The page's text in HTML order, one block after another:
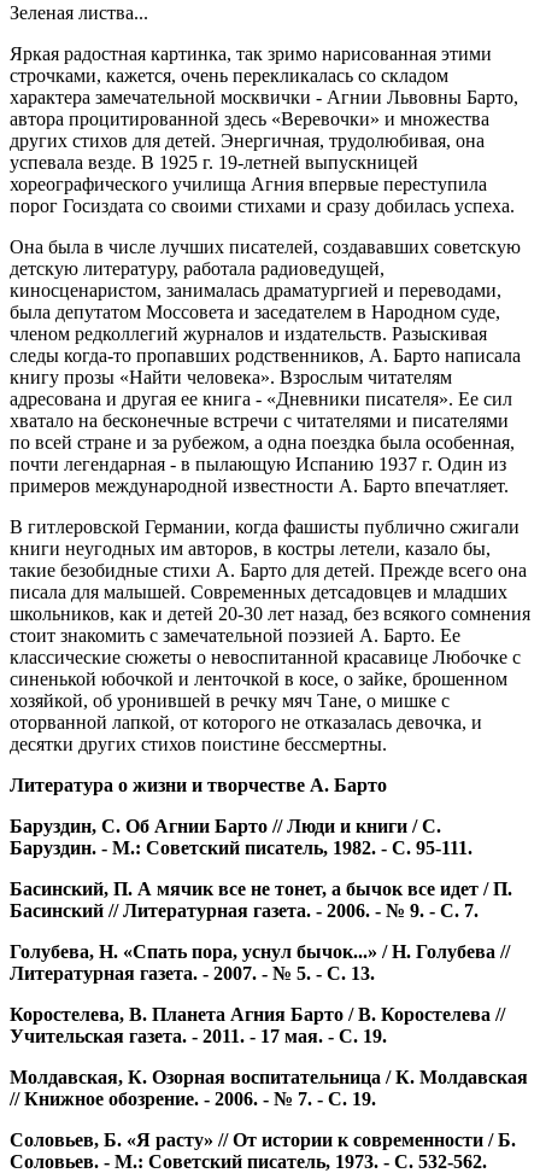
Зеленая листва...
Яркая радостная картинка, так зримо нарисованная этими
строчками, кажется, очень перекликалась со складом
характера замечательной москвички - Агнии Львовны Барто,
автора процитированной здесь «Веревочки» и множества
других стихов для детей. Энергичная, трудолюбивая, она
успевала везде. В 1925 г. 19-летней выпускницей
хореографического училища Агния впервые переступила
порог Госиздата со своими стихами и сразу добилась успеха.
Она была в числе лучших писателей, создававших советскую
детскую литературу, работала радиоведущей,
киносценаристом, занималась драматургией и переводами,
была депутатом Моссовета и заседателем в Народном суде,
членом редколлегий журналов и издательств. Разыскивая
следы когда-то пропавших родственников, А. Барто написала
книгу прозы «Найти человека». Взрослым читателям
адресована и другая ее книга - «Дневники писателя». Ее сил
хватало на бесконечные встречи с читателями и писателями
по всей стране и за рубежом, а одна поездка была особенная,
почти легендарная - в пылающую Испанию 1937 г. Один из
примеров международной известности А. Барто впечатляет.
В гитлеровской Германии, когда фашисты публично сжигали
книги неугодных им авторов, в костры летели, казало бы,
такие безобидные стихи А. Барто для детей. Прежде всего она
писала для малышей. Современных детсадовцев и младших
школьников, как и детей 20-30 лет назад, без всякого сомнения
стоит знакомить с замечательной поэзией А. Барто. Ее
классические сюжеты о невоспитанной красавице Любочке с
синенькой юбочкой и ленточкой в косе, о зайке, брошенном
хозяйкой, об уронившей в речку мяч Тане, о мишке с
оторванной лапкой, от которого не отказалась девочка, и
десятки других стихов поистине бессмертны.
Литература о жизни и творчестве А. Барто
Баруздин, С. Об Агнии Барто // Люди и книги / С.
Баруздин. - М.: Советский писатель, 1982. - С. 95-111.
Басинский, П. А мячик все не тонет, а бычок все идет / П.
Басинский // Литературная газета. - 2006. - № 9. - С. 7.
Голубева, Н. «Спать пора, уснул бычок...» / Н. Голубева //
Литературная газета. - 2007. - № 5. - С. 13.
Коростелева, В. Планета Агния Барто / В. Коростелева //
Учительская газета. - 2011. - 17 мая. - С. 19.
Молдавская, К. Озорная воспитательница / К. Молдавская
// Книжное обозрение. - 2006. - № 7. - С. 19.
Соловьев, Б. «Я расту» // От истории к современности / Б.
Соловьев. - М.: Советский писатель, 1973. - С. 532-562.